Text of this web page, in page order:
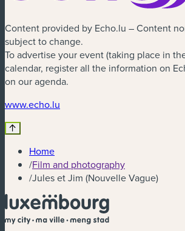
Content provided by Echo.lu – Content
subject to change.
To advertise your event (taking place in
calendar, register all the information on
on our agenda.
www.echo.lu
Home
/Film and photography
/Jules et Jim (Nouvelle Vague)